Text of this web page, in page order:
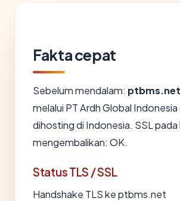
Fakta cepat
Sebelum mendalam: ptbms.net
melalui PT Ardh Global Indonesia
dihosting di Indonesia. SSL
mengembalikan: OK.
Status TLS / SSL
Handshake TLS ke ptbms.net